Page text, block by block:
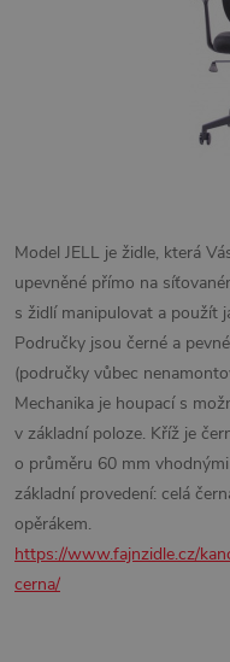
Model JELL je židle, která
upevněné přímo na
s židlí manipulovat a použít
Područky jsou černé a
(područky vůbec
Mechanika je houpací s
v základní poloze. Kříž je
o průměru 60 mm
základní provedení: celá
opěrákem.
https://www.fajnzidle.cz/
cerna/